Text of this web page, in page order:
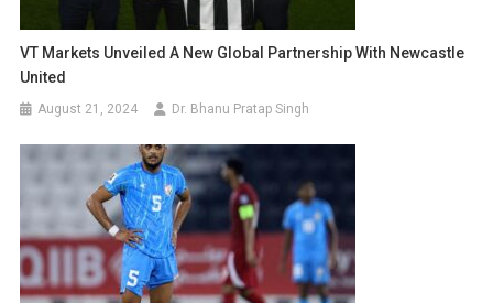
VT Markets Unveiled A New Global Partnership With Newcastle
United
August 21, 2024 Dr. Bhanu Pratap Singh